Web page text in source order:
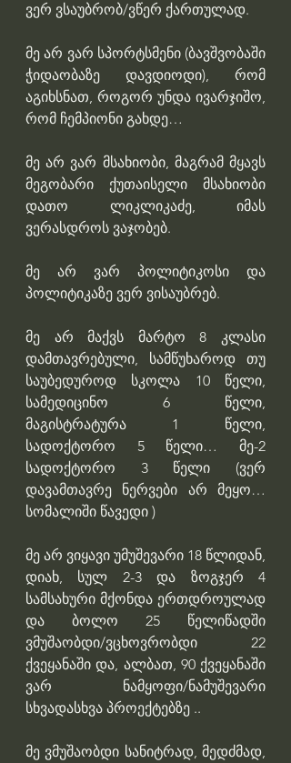
ვერ ვსაუბრობ/ვწერ ქართულად.
მე არ ვარ სპორტსმენი (ბავშვობაში
ჭიდაობაზე დავდიოდი), რომ
აგიხსნათ, როგორ უნდა ივარჯიშო,
რომ ჩემპიონი გახდე…
მე არ ვარ მსახიობი, მაგრამ მყავს
მეგობარი ქუთაისელი მსახიობი
დათო ლიკლიკაძე, იმას
ვერასდროს ვაჯობებ.
მე არ ვარ პოლიტიკოსი და
პოლიტიკაზე ვერ ვისაუბრებ.
მე არ მაქვს მარტო 8 კლასი
დამთავრებული, სამწუხაროდ თუ
საუბედუროდ სკოლა 10 წელი,
სამედიცინო 6 წელი,
მაგისტრატურა 1 წელი,
სადოქტორო 5 წელი… მე-2
სადოქტორო 3 წელი (ვერ
დავამთავრე ნერვები არ მეყო…
სომალიში წავედი )
მე არ ვიყავი უმუშევარი 18 წლიდან,
დიახ, სულ 2-3 და ზოგჯერ 4
სამსახური მქონდა ერთდროულად
და ბოლო 25 წელიწადში
ვმუშაობდი/ვცხოვრობდი 22
ქვეყანაში და, ალბათ, 90 ქვეყანაში
ვარ ნამყოფი/ნამუშევარი
სხვადასხვა პროექტებზე ..
მე ვმუშაობდი სანიტრად, მედძმად,